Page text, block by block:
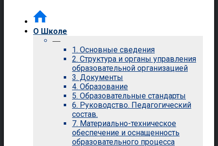
О Школе
—
1. Основные сведения
2. Структура и органы управления
образовательной организацией
3. Документы
4. Образование
5. Образовательные стандарты
6. Руководство. Педагогический
состав.
7. Материально-техническое
обеспечение и оснащенность
образовательного процесса